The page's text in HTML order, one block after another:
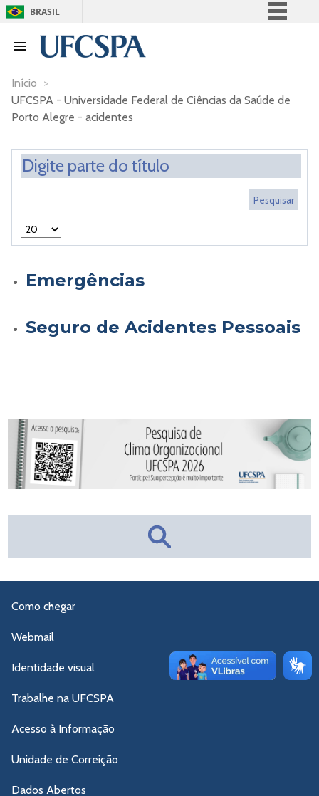
BRASIL
Acesso à informação
Canais
Início >
UFCSPA - Universidade Federal de Ciências da Saúde de
Porto Alegre - acidentes
Emergências
Seguro de Acidentes Pessoais
Como chegar
Webmail
Identidade visual
Trabalhe na UFCSPA
Acesso à Informação
Unidade de Correição
Dados Abertos